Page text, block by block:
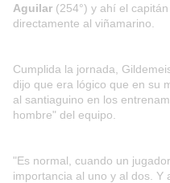
Aguilar (254°) y ahí el
directamente al viñamarino.
Cumplida la jornada,
dijo que era lógico que en su
al santiaguino en los
hombre" del equipo.
"Es normal, cuando un
importancia al uno y al dos. Y